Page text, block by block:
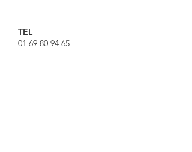
TEL
01 69 80 94 65